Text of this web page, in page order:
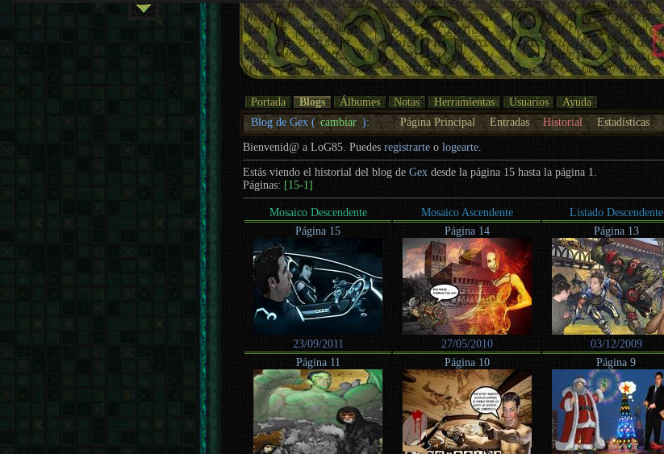
Portada Blogs Álbumes Notas Herramientas Usuarios
Ayuda
Blog de Gex ( cambiar ): Página Principal Entradas Historial Estadísticas
Bienvenid@ a LoG85. Puedesregistrarte ologearte.
Estás viendo el historial del blog deGex desde la página 15 hasta la página 1.
Páginas: [15-1]
Mosaico Descendente Mosaico Ascendente Listado Descendente
Página 15
23/09/2011
Página 14
27/05/2010
Página 13
03/12/2009
Página 11
Página 10 Página 9